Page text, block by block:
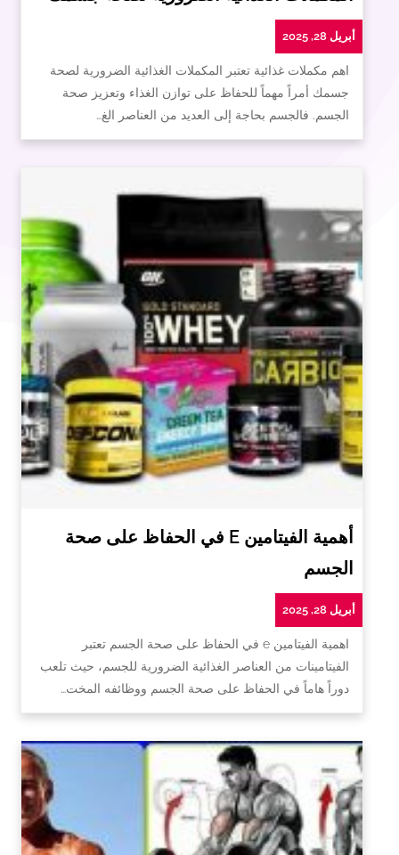
أبريل 28, 2025
اهم مكملات غذائية تعتبر المكملات الغذائية الضرورية لصحة
جسمك أمراً مهماً للحفاظ على توازن الغذاء وتعزيز صحة
الجسم. فالجسم بحاجة إلى العديد من العناصر الغ…
أهمية الفيتامين E في الحفاظ على صحة
الجسم
أبريل 28, 2025
اهمية الفيتامين e في الحفاظ على صحة الجسم تعتبر
الفيتامينات من العناصر الغذائية الضرورية للجسم، حيث تلعب
دوراً هاماً في الحفاظ على صحة الجسم ووظائفه المخت…